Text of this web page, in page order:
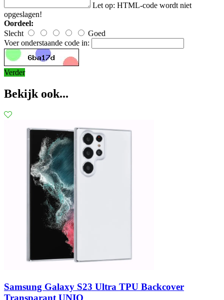
Let op: HTML-code wordt niet
opgeslagen!
Oordeel:
Slecht
Goed
Voer onderstaande code in:
Verder
Bekijk ook...
Samsung Galaxy S23 Ultra TPU Backcover
Transparant UNIQ